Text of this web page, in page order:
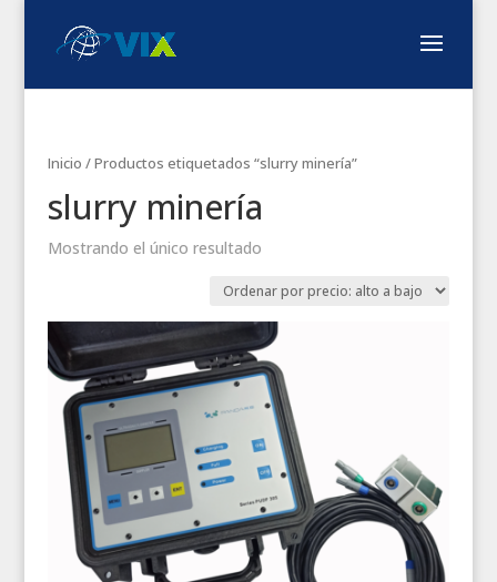
Inicio / Productos etiquetados “slurry minería”
slurry minería
Mostrando el único resultado